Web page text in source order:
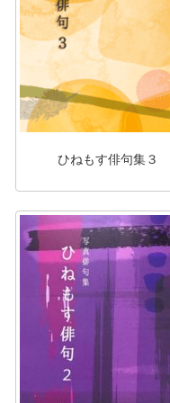
ひねもす俳句集３